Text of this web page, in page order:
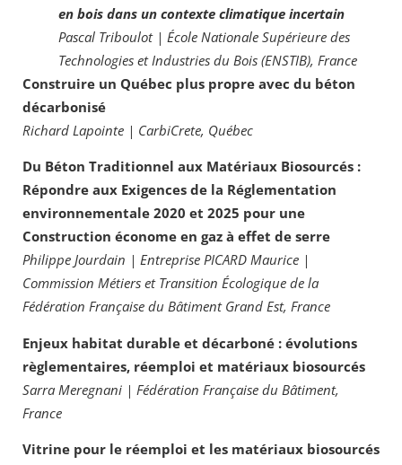
en bois dans un contexte climatique incertain
Pascal Triboulot | École Nationale Supérieure des
Technologies et Industries du Bois (ENSTIB), France
Construire un Québec plus propre avec du béton
décarbonisé
Richard Lapointe | CarbiCrete, Québec
Du Béton Traditionnel aux Matériaux Biosourcés :
Répondre aux Exigences de la Réglementation
environnementale 2020 et 2025 pour une
Construction économe en gaz à effet de serre
Philippe Jourdain | Entreprise PICARD Maurice |
Commission Métiers et Transition Écologique de la
Fédération Française du Bâtiment Grand Est, France
Enjeux habitat durable et décarboné : évolutions
règlementaires, réemploi et matériaux biosourcés
Sarra Meregnani | Fédération Française du Bâtiment,
France
Vitrine pour le réemploi et les matériaux biosourcés